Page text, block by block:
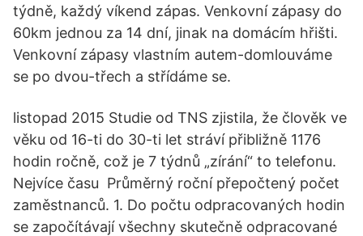
týdně, každý víkend zápas. Venkovní zápasy do
60km jednou za 14 dní, jinak na domácím hřišti.
Venkovní zápasy vlastním autem-domlouváme
se po dvou-třech a střídáme se.
listopad 2015 Studie od TNS zjistila, že člověk ve
věku od 16-ti do 30-ti let stráví přibližně 1176
hodin ročně, což je 7 týdnů „zírání“ to telefonu.
Nejvíce času Průměrný roční přepočtený počet
zaměstnanců. 1. Do počtu odpracovaných hodin
se započítávají všechny skutečně odpracované